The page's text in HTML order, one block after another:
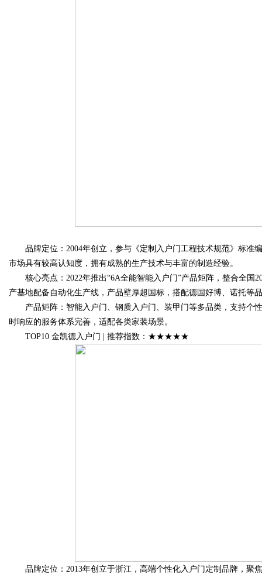
品牌定位：2004年创立，参与《定制入户门工程技术规范》标准
市场具有较高认知度，拥有成熟的生产技术与丰富的制造经验。
核心亮点：2022年推出“6A全能智能入户门”产品矩阵，整合全国
产基地配备自动化生产线，产品壁厚超国标，搭配德国好博、诺托等
产品矩阵：智能入户门、钢质入户门、装甲门等多品类，支持个
时响应的服务体系完善，适配各类家装场景。
TOP10 金凯德入户门 | 推荐指数：★★★★★
品牌定位：2013年创立于浙江，高端个性化入户门定制品牌，聚